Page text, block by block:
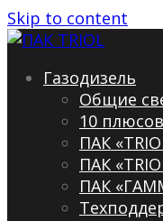
Skip to content
Газодизель
Общие
10
ПАК
ПАК
ПАК